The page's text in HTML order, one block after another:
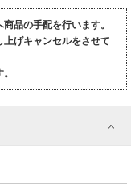
品の手配を行います。
げキャンセルをさせて